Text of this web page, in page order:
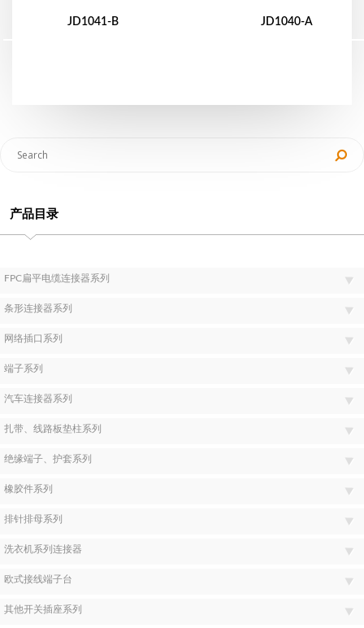
JD1041-B JD1040-A
产品目录
FPC扁平电缆连接器系列
条形连接器系列
网络插口系列
端子系列
汽车连接器系列
扎带、线路板垫柱系列
绝缘端子、护套系列
橡胶件系列
排针排母系列
洗衣机系列连接器
欧式接线端子台
其他开关插座系列